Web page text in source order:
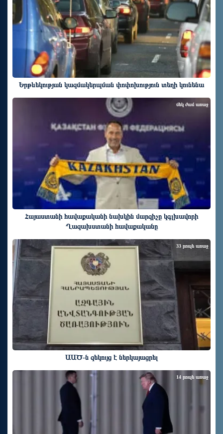
Երթևեկության կազմակերպման փոփոխություն տեղի կունենա
Հայաստանի հավաքականի նախկին մարզիչը կգլխավորի
Ղազախստանի հավաքականը
մեկ ժամ առաջ
ԱԱԾ-ն զեկույց է ներկայացրել
33 րոպե առաջ
14 րոպե առաջ